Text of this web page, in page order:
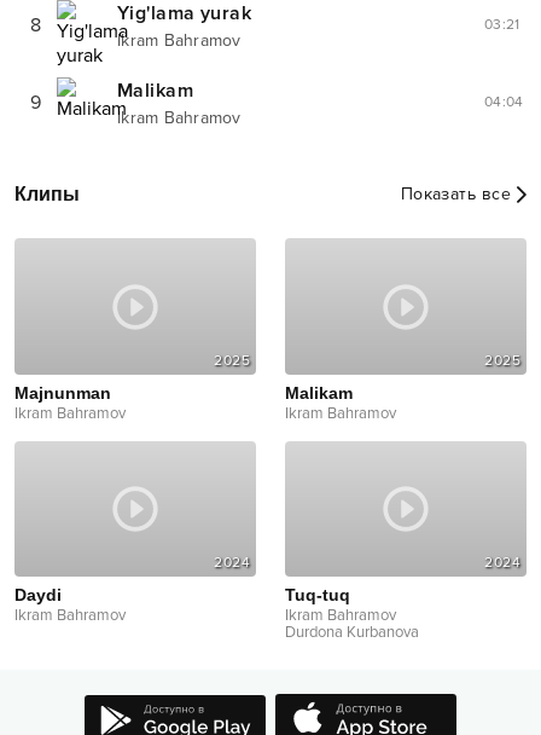
8 Yig'lama yurak
Ikram Bahramov
03:21
9 Malikam
Ikram Bahramov
04:04
Клипы Показать все
2025
Majnunman
Ikram Bahramov
2025
Malikam
Ikram Bahramov
2024
Daydi
Ikram Bahramov
2024
Tuq-tuq
Ikram Bahramov
Durdona Kurbanova